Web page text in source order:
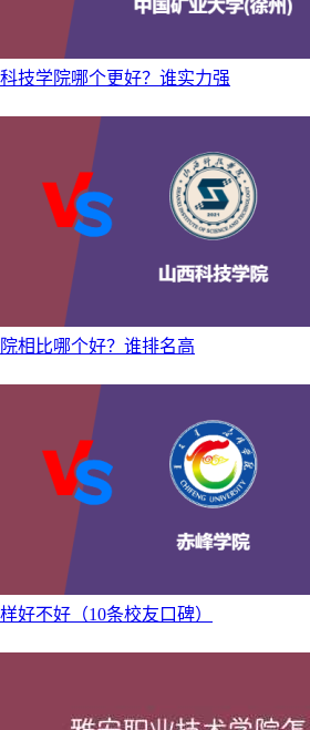
好（口碑_全国排名）
10条校友口碑）
技学院哪个更好？谁实力强
相比哪个好？谁排名高
好不好（10条校友口碑）